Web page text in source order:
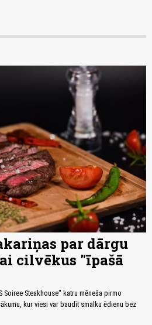
par dārgu
cilvēkus "īpašā
Steakhouse" katru mēneša pirmo
kur viesi var baudīt smalku ēdienu bez